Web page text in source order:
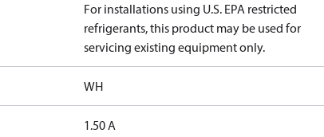
For installations using U.S. EPA restricted
refrigerants, this product may be used for
servicing existing equipment only.
WH
1.50 A